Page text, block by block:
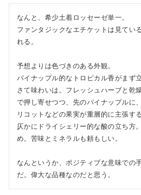
なんと、希少土着ロッセーゼ単一。
ファンタジックなエチケットは見てい
れる。
予想よりは色づきのある外観。
パイナップル的なトロピカル香がまず
さて味わいは。フレッシュハーブと乾
で押し寄せつつ、先のパイナップルに
リコットなどの果実が重層的に主張す
仄かにドライシェリー的な酸の立ち方
め。苦味とミネラルも頼もしい。
なんというか、ポジティブな意味での
だ。偉大な品種なのだと思う。